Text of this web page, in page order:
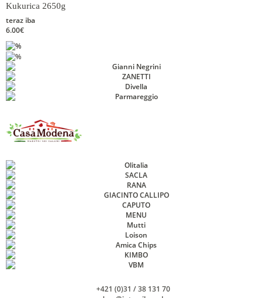
Kukurica 2650g
teraz iba
6.00€
+421 (0)31 / 38 131 70